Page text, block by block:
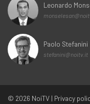
Leonardo
Paolo Stefanini
stefanini@noitv.it
© 2026 NoiTV | Privacy